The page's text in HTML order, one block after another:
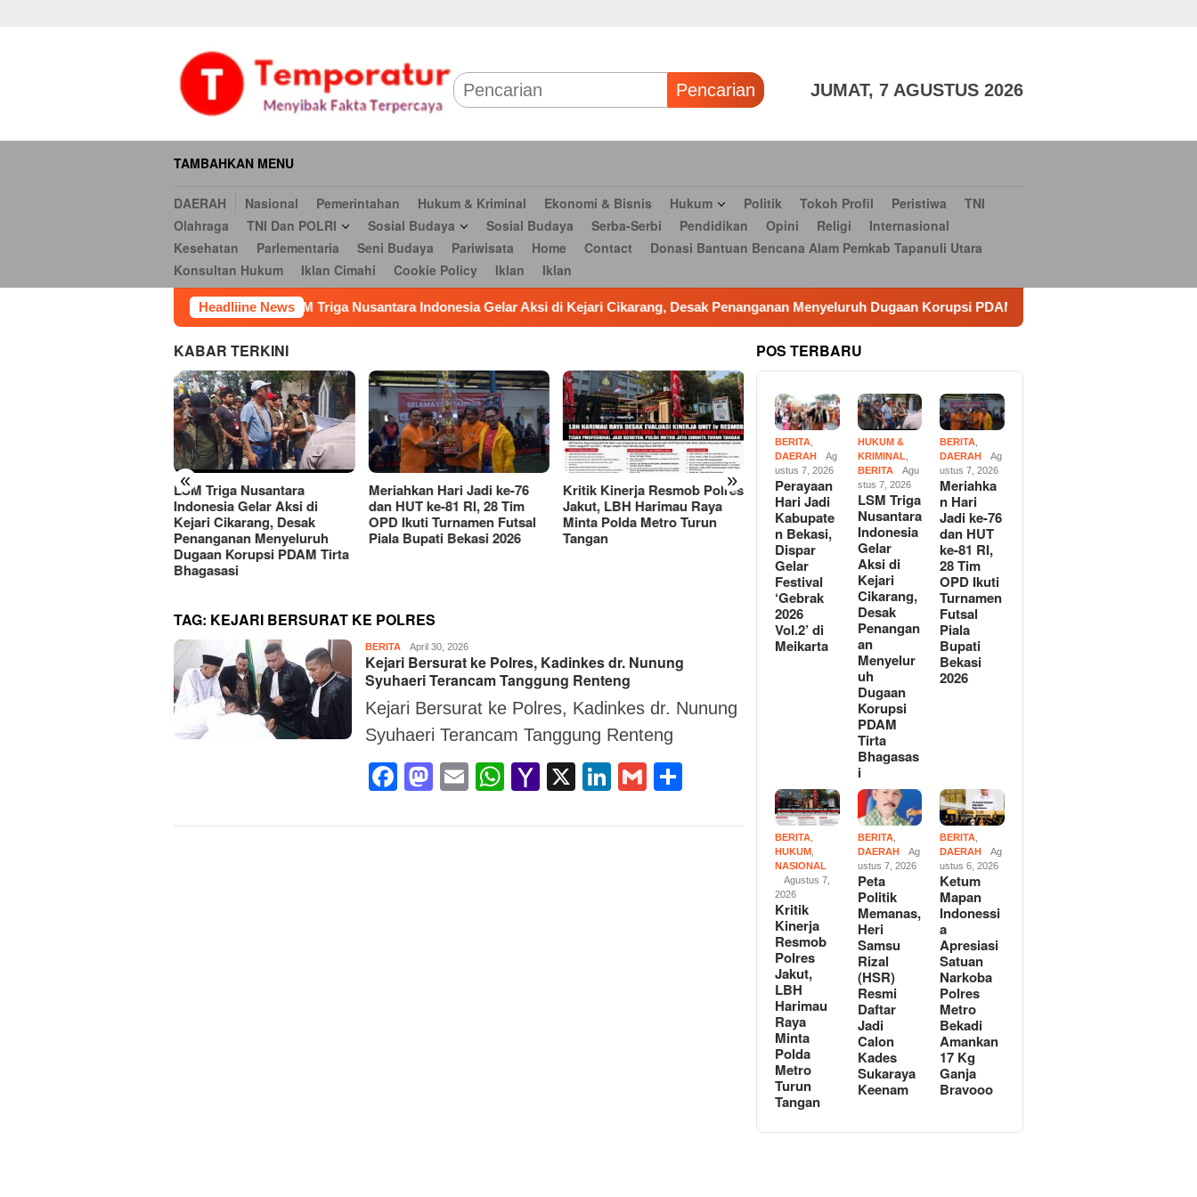
Pencarian JUMAT, 7 AGUSTUS 2026
TAMBAHKAN MENU
DAERAH Nasional Pemerintahan Hukum & Kriminal Ekonomi & Bisnis Hukum Politik Tokoh Profil Peristiwa
TNI
Olahraga
TNI Dan POLRI Sosial Budaya Sosial Budaya Serba-Serbi Pendidikan Opini Religi
Internasional
Kesehatan
Parlementaria Seni Budaya Pariwisata Home Contact
Donasi Bantuan Bencana Alam Pemkab Tapanuli Utara
Konsultan Hukum
Iklan Cimahi Cookie Policy Iklan Iklan
Headliine News
LSM Triga Nusantara Indonesia Gelar Aksi di Kejari Cikarang, Desak Penanganan Menyeluruh Dugaan Korupsi PDAM Tirta Bhagasasi Meriahkan Hari Jadi ke-76 dan HUT ke-
KABAR TERKINI
« »
LSM Triga Nusantara
Indonesia Gelar Aksi di
Kejari Cikarang, Desak
Penanganan Menyeluruh
Dugaan Korupsi PDAM Tirta
Bhagasasi
Meriahkan Hari Jadi ke-76
dan HUT ke-81 RI, 28 Tim
OPD Ikuti Turnamen Futsal
Piala Bupati Bekasi 2026
Kritik Kinerja Resmob Polres
Jakut, LBH Harimau Raya
Minta Polda Metro Turun
Tangan
Perayaan Hari Jadi
Kabupaten Bekasi, Dispar
Gelar Festival ‘Gebrak 2026
Vol.2’ di Meikarta
LSM Triga Nusantara
Indonesia Gelar Aksi di
Kejari Cikarang, Desak
Penanganan Menyeluruh
Dugaan Korupsi PDAM Tirta
Bhagasasi
TAG: KEJARI BERSURAT KE POLRES
BERITA Suryo
S
April 30, 2026
Kejari Bersurat ke Polres, Kadinkes dr. Nunung
Syuhaeri Terancam Tanggung Renteng
Kejari Bersurat ke Polres, Kadinkes dr. Nunung
Syuhaeri Terancam Tanggung Renteng
Facebook
Mastodon
EmailWhatsApp
Yahoo
X LinkedIn
Gmail
POS TERBARU
BERITA
DAERAH
Ag
ustus 7, 2026
Perayaan
Hari Jadi
Kabupate
n Bekasi,
Dispar
Gelar
Festival
‘Gebrak
2026
Vol.2’ di
Meikarta
HUKUM &
KRIMINAL
BERITA
Agu
stus 7, 2026
LSM Triga
Nusantara
Indonesia
Gelar
Aksi di
Kejari
Cikarang,
Desak
Penangan
an
Menyelur
uh
Dugaan
Korupsi
PDAM
Tirta
Bhagasas
i
BERITA
DAERAH
Ag
ustus 7, 2026
Meriahka
n Hari
Jadi ke-76
dan HUT
ke-81 RI,
28 Tim
OPD Ikuti
Turnamen
Futsal
Piala
Bupati
Bekasi
2026
BERITA
HUKUM
NASIONAL
Agustus 7,
2026
Kritik
Kinerja
Resmob
Polres
Jakut,
LBH
Harimau
Raya
Minta
Polda
Metro
Turun
Tangan
BERITA,
DAERAH
Ag
ustus 7, 2026
Peta
Politik
Memanas,
Heri
Samsu
Rizal
(HSR)
Resmi
Daftar
Jadi
Calon
Kades
Sukaraya
Keenam
BERITA
DAERAH
Ag
ustus 6, 2026
Ketum
Mapan
Indonessi
a
Apresiasi
Satuan
Narkoba
Polres
Metro
Bekadi
Amankan
17 Kg
Ganja
Bravooo
Religi
Cookie Policy Iklan Iklan